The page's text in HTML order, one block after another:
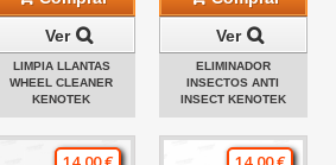
Ver
LIMPIA LLANTAS
WHEEL CLEANER
KENOTEK
Ver
ELIMINADOR
INSECTOS ANTI
INSECT KENOTEK